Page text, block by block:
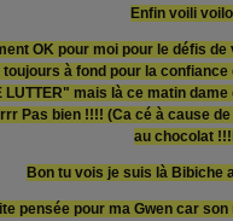
Enfin voili
OK pour moi pour le défis
à fond pour la
LUTTER" mais là ce matin
Pas bien !!!! (Ca cé à cause de
au chocolat
Bon tu vois je suis là Bibiche
pensée pour ma Gwen car